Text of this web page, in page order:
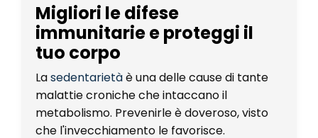
Migliori le difese
immunitarie e proteggi il
tuo corpo
Lasedentarietàè una delle cause di tante
malattie croniche che intaccano il
metabolismo. Prevenirle è doveroso, visto
che l'invecchiamento le favorisce.